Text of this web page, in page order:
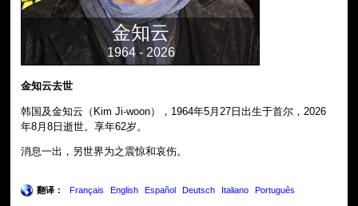
金知云
1964 - 2026
金知云去世
韩国及金知云（Kim Ji-woon），1964年5月27日出生于首尔，2026
年8月8日逝世。享年62岁。
消息一出，另世界为之震惊和哀伤。
翻译： Français English Español Deutsch Italiano Português